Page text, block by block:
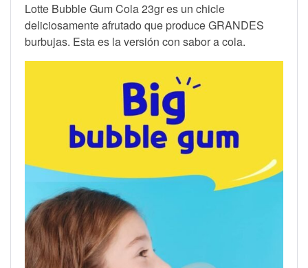
Lotte Bubble Gum Cola 23gr es un chicle
deliciosamente afrutado que produce GRANDES
burbujas. Esta es la versión con sabor a cola.